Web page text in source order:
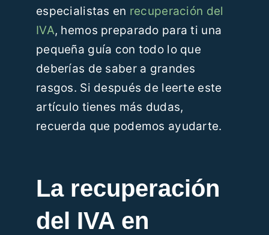
especialistas en recuperación del
IVA, hemos preparado para ti una
pequeña guía con todo lo que
deberías de saber a grandes
rasgos. Si después de leerte este
artículo tienes más dudas,
recuerda que podemos ayudarte.
La recuperación
del IVA en